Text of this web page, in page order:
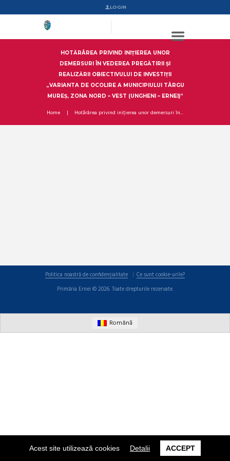
Acest site utilizează cookies Detalii ACCEPT
LOGIN
HOTĂRÂREA PRIVIND INIȚIEREA UNOR
DEMERSURI ÎN VEDEREA PREGĂTIRII ȘI
REALIZĂRII OBIECTIVULUI DE INVESTIȚII
„VARIANTA DE OCOLIRE A MUNICIPIULUI TÂRGU
MUREȘ, ZONA NORD – VEST (UNGHENI – ERNEI)”
Home Hotărârea privind inițierea unor demersuri în...
Politica noastră de confidențialitate
Ce sunt cookie-urile?
Primăria Ernei © 2026. Toate drepturile rezervate.
Română